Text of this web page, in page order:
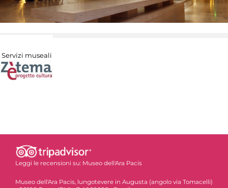
Servizi museali
Leggi le recensioni su: Museo dell'Ara Pacis
Museo dell'Ara Pacis, lungotevere in Augusta (angolo via Tomacelli)